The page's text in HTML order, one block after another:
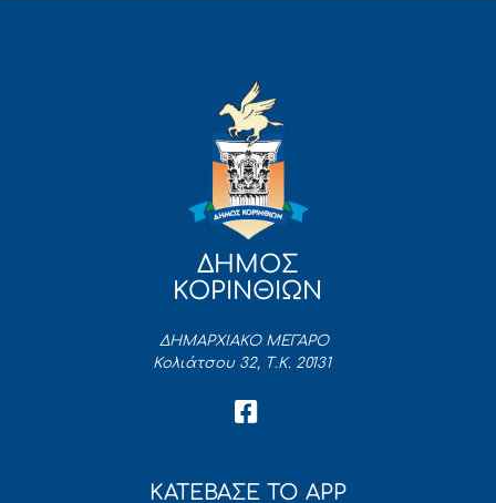
ΔΗΜΟΣ
ΚΟΡΙΝΘΙΩΝ
ΔΗΜΑΡΧΙΑΚΟ ΜΕΓΑΡΟ
Κολιάτσου 32, Τ.Κ. 20131
ΚΑΤΕΒΑΣΕ ΤΟ APP